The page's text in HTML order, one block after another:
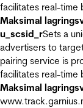
facilitates real-time
Maksimal
u_scsid_rSets a
advertisers to
pairing service is
facilitates real-time
Maksimal